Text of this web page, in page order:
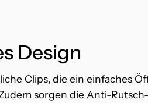
Design
Clips, die ein einfaches
sorgen die Anti-